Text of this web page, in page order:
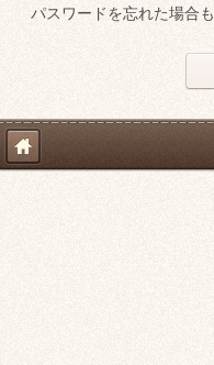
パスワードを忘れた場合も